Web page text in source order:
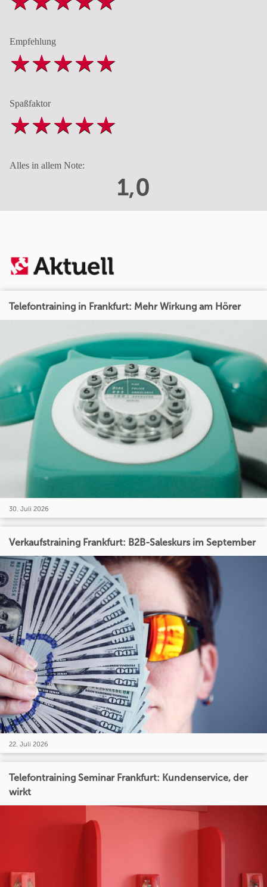
Empfehlung
Spaßfaktor
Alles in allem Note:
1,0
Telefontraining in Frankfurt: Mehr Wirkung am Hörer
30. Juli 2026
Verkaufstraining Frankfurt: B2B-Saleskurs im September
22. Juli 2026
Telefontraining Seminar Frankfurt: Kundenservice, der
wirkt